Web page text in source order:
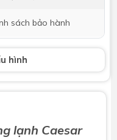
sách bảo hành
hình
lạnh Caesar